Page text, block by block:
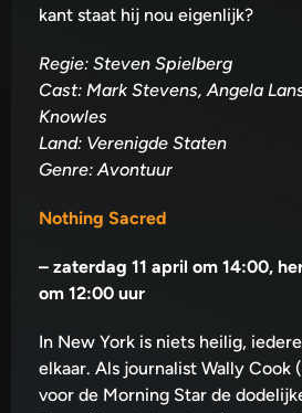
kant staat hij nou eigenlijk?
Regie: Steven Spielberg
Cast: Mark Stevens, Angela
Knowles
Land: Verenigde Staten
Genre: Avontuur
Nothing Sacred
– zaterdag 11 april om 14:00,
om 12:00 uur
In New York is niets heilig,
elkaar. Als journalist Wally Cook
voor de Morning Star de